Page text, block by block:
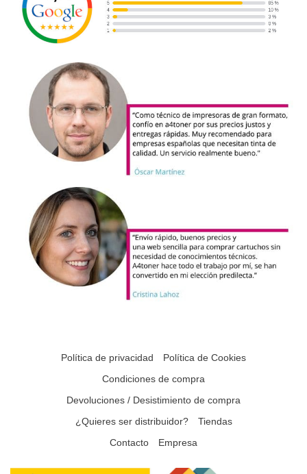
Política de privacidad
Política de Cookies
Condiciones de compra
Devoluciones / Desistimiento de compra
¿Quieres ser distribuidor?
Tiendas
Contacto
Empresa